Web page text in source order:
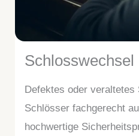
Schlosswechsel
Defektes oder
Schlösser fachgerecht
hochwertige